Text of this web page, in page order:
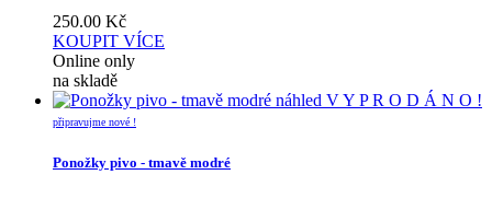
250.00 Kč
KOUPIT VÍCE
Online only
na skladě
náhled V Y P R O D Á N O !
připravujme nové !
Ponožky pivo - tmavě modré